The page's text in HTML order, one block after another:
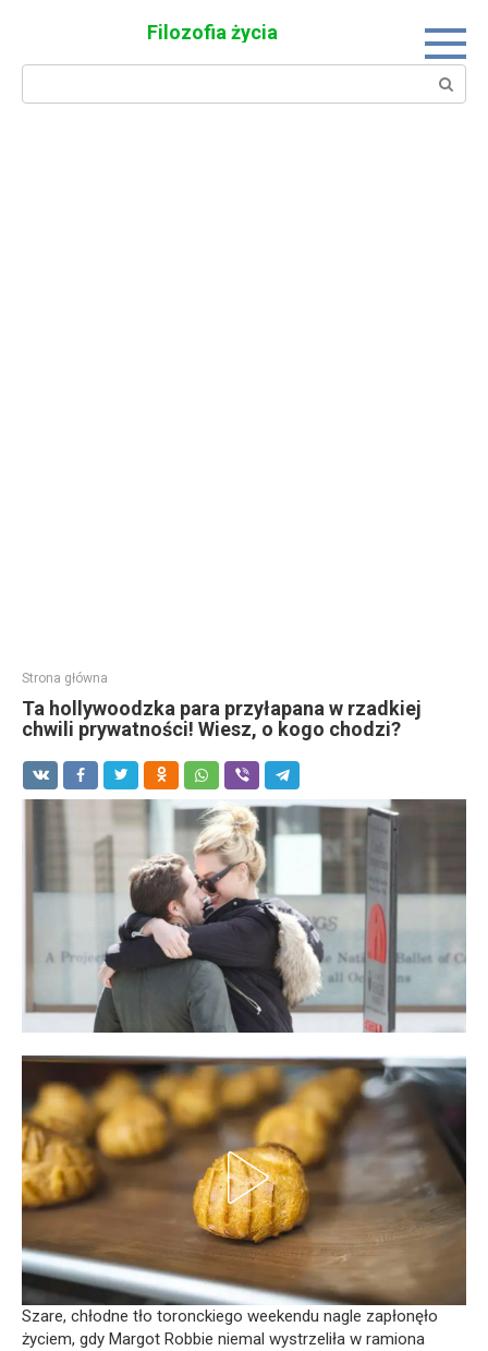
Filozofia życia
Search:
Strona główna
Ta hollywoodzka para przyłapana w rzadkiej
chwili prywatności! Wiesz, o kogo chodzi?
Szare, chłodne tło toronckiego weekendu nagle zapłonęło
życiem, gdy Margot Robbie niemal wystrzeliła w ramiona